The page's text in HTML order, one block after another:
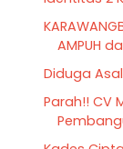
AMPUH
Diduga
Parah!! CV